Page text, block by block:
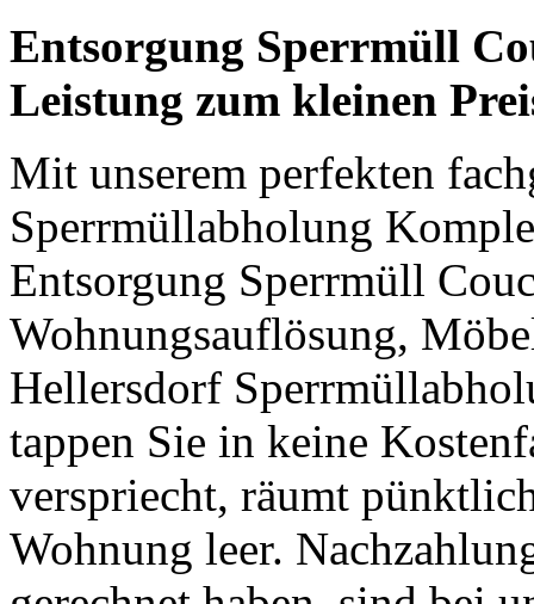
Entsorgung Sperrmüll
Leistung zum kleinen
Mit unserem perfekten
Sperrmüllabholung
Entsorgung Sperrmüll
Wohnungsauflösung,
Hellersdorf
tappen Sie in keine
verspriecht, räumt
Wohnung leer.